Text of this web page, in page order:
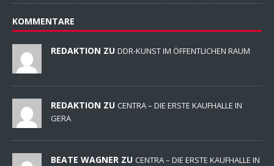
KOMMENTARE
REDAKTION ZU DDR-KUNST IM ÖFFENTLICHEN RAUM
REDAKTION ZU CENTRA – DIE ERSTE KAUFHALLE IN
GERA
BEATE WAGNER ZU CENTRA – DIE ERSTE KAUFHALLE IN